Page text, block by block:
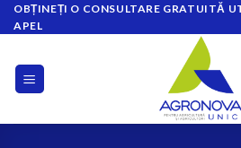
Skip
to
OBȚINEȚI O CONSULTARE GRATUITĂ
APEL